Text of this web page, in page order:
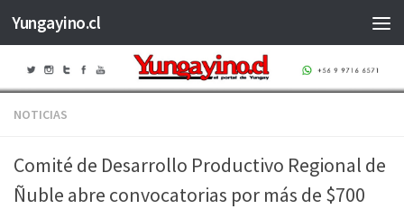
Saltar al contenido
Yungayino.cl
NOTICIAS
Comité de Desarrollo Productivo Regional de
Ñuble abre convocatorias por más de $700